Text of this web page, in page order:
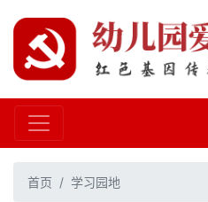
首页 学习园地